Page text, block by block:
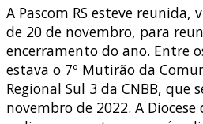
A Pascom RS esteve
de 20 de novembro, para
encerramento do ano. Entre
estava o 7º Mutirão da
Regional Sul 3 da CNBB, que
novembro de 2022. A Diocese